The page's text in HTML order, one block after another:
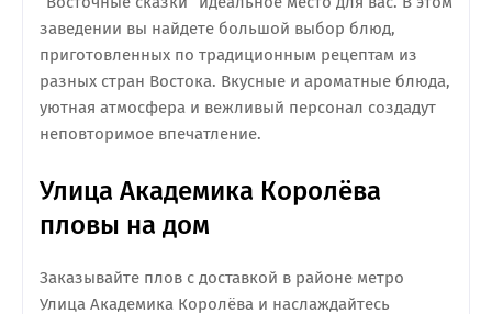
заведении вы найдете большой выбор блюд,
приготовленных по традиционным рецептам из
разных стран Востока. Вкусные и ароматные блюда,
уютная атмосфера и вежливый персонал создадут
неповторимое впечатление.
Улица Академика Королёва
пловы на дом
Заказывайте плов с доставкой в районе метро
Улица Академика Королёва и наслаждайтесь